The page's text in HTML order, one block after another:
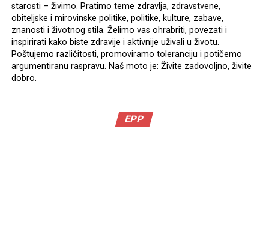
starosti – živimo. Pratimo teme zdravlja, zdravstvene,
obiteljske i mirovinske politike, politike, kulture, zabave,
znanosti i životnog stila. Želimo vas ohrabriti, povezati i
inspirirati kako biste zdravije i aktivnije uživali u životu.
Poštujemo različitosti, promoviramo toleranciju i potičemo
argumentiranu raspravu. Naš moto je: Živite zadovoljno, živite
dobro.
EPP